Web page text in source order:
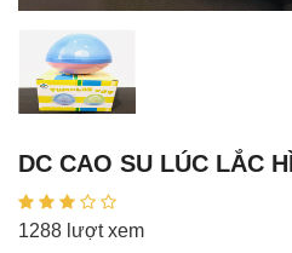
DC CAO SU LÚC LẮC
1288 lượt xem